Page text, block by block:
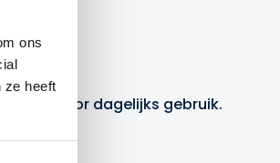
ons
ze heeft
voor dagelijks gebruik.